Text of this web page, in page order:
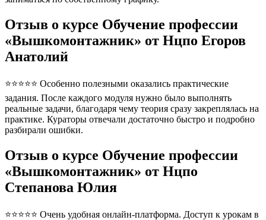
Отзыв о курсе Обучение профессии
«Вышкомонтажник» от Нцпо Егоров
Анатолий
⭐⭐⭐⭐⭐ Особенно полезными оказались практические
задания. После каждого модуля нужно было выполнять
реальные задачи, благодаря чему теория сразу закреплялась на
практике. Кураторы отвечали достаточно быстро и подробно
разбирали ошибки.
Отзыв о курсе Обучение профессии
«Вышкомонтажник» от Нцпо
Степанова Юлия
⭐⭐⭐⭐⭐ Очень удобная онлайн-платформа. Доступ к урокам в